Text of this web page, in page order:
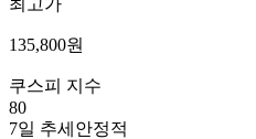
135,800원
쿠스피 지수
80
7일 추세 안정적